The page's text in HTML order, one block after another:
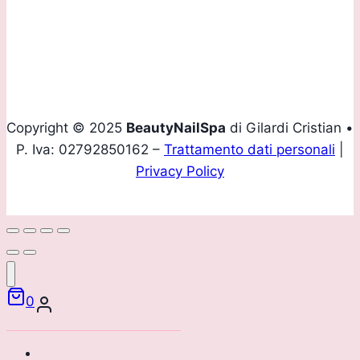
Copyright © 2025 BeautyNailSpa di Gilardi Cristian •
P. Iva: 02792850162 – Trattamento dati personali
Privacy Policy
0